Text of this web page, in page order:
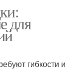
для
гибкости и